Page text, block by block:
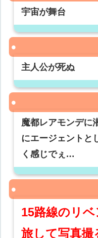
宇宙が舞台
主人公が死ぬ
魔都レアモンデに
にエージェントと
く感じでぇ…
15路線のリ
旅して写真